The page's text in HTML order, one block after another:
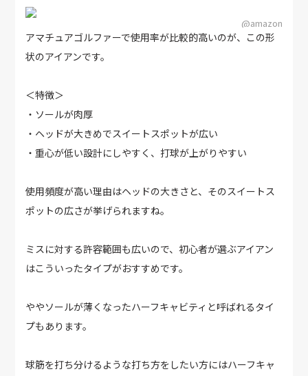
@amazon
アマチュアゴルファーで使用率が比較的高いのが、この形
状のアイアンです。
＜特徴＞
・ソールが肉厚
・ヘッドが大きめでスイートスポットが広い
・重心が低い設計にしやすく、打球が上がりやすい
使用頻度が高い理由はヘッドの大きさと、そのスイートス
ポットの広さが挙げられますね。
ミスに対する許容範囲も広いので、初心者が選ぶアイアン
はこういったタイプがおすすめです。
ややソールが薄くなったハーフキャビティと呼ばれるタイ
プもあります。
球筋を打ち分けるような打ち方をしたい方にはハーフキャ